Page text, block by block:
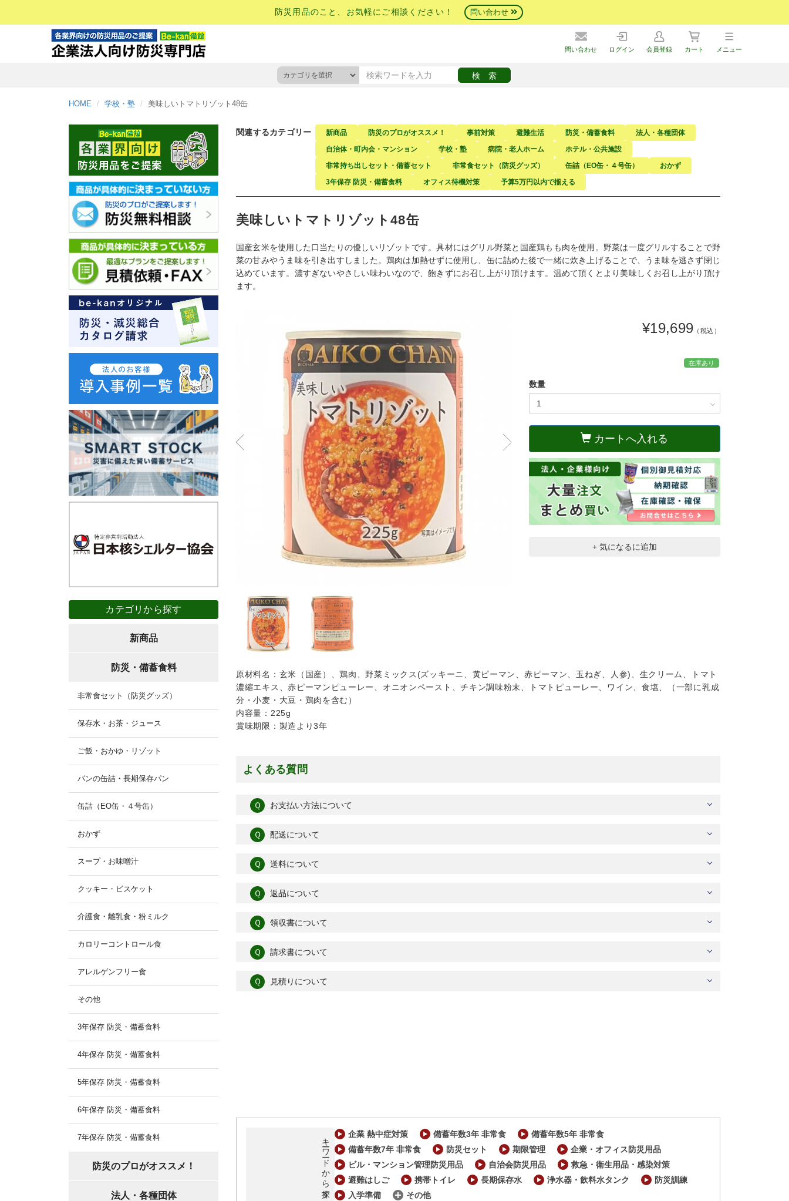
防災用品のこと、お気軽にご相談ください！ 問い合わせ
問い合わせ ログイン 会員登録 カート メニュー
HOME 学校・塾 美味しいトマトリゾット48缶
関連するカテゴリー 新商品 防災のプロがオススメ！ 事前対策 避難生活 防災・備蓄食料
法人・各種団体
自治体・町内会・マンション
学校・塾 病院・老人ホーム
ホテル・公共施設
非常持ち出しセット・備蓄セット
非常食セット（防災グッズ） 缶詰（EO缶・４号缶）
おかず
3年保存 防災・備蓄食料
オフィス待機対策 予算5万円以内で揃える
美味しいトマトリゾット48缶
国産玄米を使用した口当たりの優しいリゾットです。具材にはグリル野菜と国産鶏もも肉を使用。野菜は一度グリルすることで野
菜の甘みやうま味を引き出すしました。鶏肉は加熱せずに使用し、缶に詰めた後で一緒に炊き上げることで、うま味を逃さず閉じ
込めています。濃すぎないやさしい味わいなので、飽きずにお召し上がり頂けます。温めて頂くとより美味しくお召し上がり頂け
ます。
¥19,699 （税込）
在庫あり
数量
カートへ入れる
+ 気になるに追加
原材料名：玄米（国産）、鶏肉、野菜ミックス(ズッキーニ、黄ピーマン、赤ピーマン、玉ねぎ、人参)、生クリーム、トマト
濃縮エキス、赤ピーマンピューレー、オニオンペースト、チキン調味粉末、トマトピューレー、ワイン、食塩、（一部に乳成
分・小麦・大豆・鶏肉を含む）
内容量：225g
賞味期限：製造より3年
よくある質問
Ｑ お支払い方法について
Ｑ 配送について
Ｑ 送料について
Ｑ 返品について
Ｑ 領収書について
Ｑ 請求書について
Ｑ 見積りについて
キーワードから探す 企業 熱中症対策 備蓄年数3年 非常食
備蓄年数5年 非常食
備蓄年数7年 非常食
防災セット 期限管理
企業・オフィス防災用品
ビル・マンション管理防災用品
自治会防災用品
救急・衛生用品・感染対策
避難はしご
携帯トイレ 長期保存水 浄水器・飲料水タンク
防災訓練
入学準備
その他
カテゴリから探す
新商品
防災・備蓄食料
非常食セット（防災グッズ）
保存水・お茶・ジュース
ご飯・おかゆ・リゾット
パンの缶詰・長期保存パン
缶詰（EO缶・４号缶）
おかず
スープ・お味噌汁
クッキー・ビスケット
介護食・離乳食・粉ミルク
カロリーコントロール食
アレルゲンフリー食
その他
3年保存 防災・備蓄食料
4年保存 防災・備蓄食料
5年保存 防災・備蓄食料
6年保存 防災・備蓄食料
7年保存 防災・備蓄食料
防災のプロがオススメ！
法人・各種団体